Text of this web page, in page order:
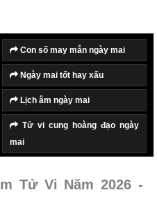
Con số may mắn ngày mai
Ngày mai tốt hay xấu
Lịch âm ngày mai
Tử vi cung hoàng đạo ngày
mai
Tử Vi Năm 2026 -